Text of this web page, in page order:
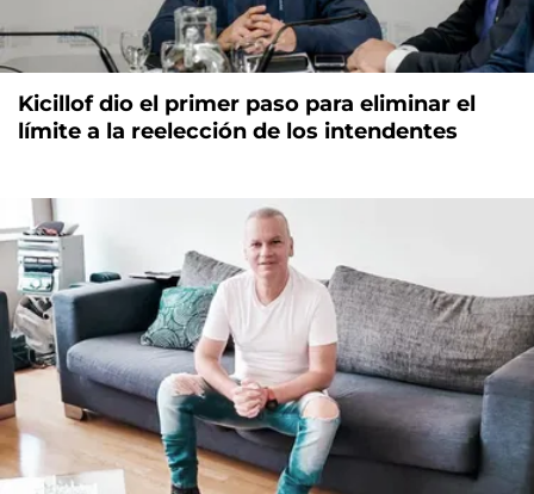
Kicillof dio el primer paso para eliminar el
límite a la reelección de los intendentes